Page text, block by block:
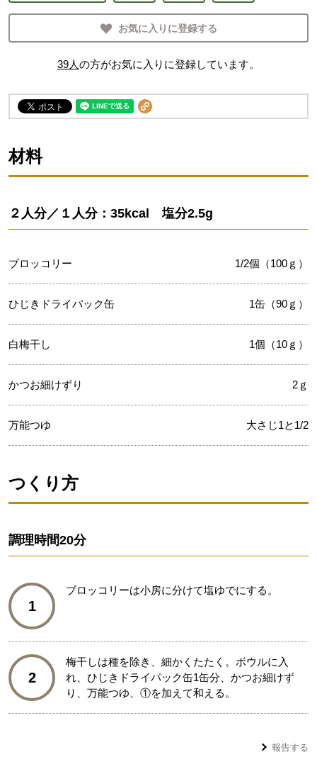
お気に入りに登録する
39人の方がお気に入りに登録しています。
材料
２人分／１人分：35kcal 塩分2.5g
ブロッコリー 1/2個（100ｇ）
ひじきドライパック缶 1缶（90ｇ）
白梅干し 1個（10ｇ）
かつお細けずり 2ｇ
万能つゆ 大さじ1と1/2
つくり方
調理時間20分
1
ブロッコリーは小房に分けて塩ゆでにする。
2
梅干しは種を除き、細かくたたく。ボウルに入
れ、ひじきドライパック缶1缶分、かつお細けず
り、万能つゆ、①を加えて和える。
報告する